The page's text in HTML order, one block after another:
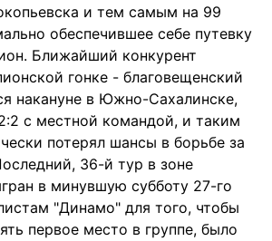
и тем самым на 99
обеспечившее себе путевку
Ближайший конкурент
гонке - благовещенский
накануне в Южно-Сахалинске,
с местной командой, и таким
потерял шансы в борьбе за
36-й тур в зоне
в минувшую субботу 27-го
"Динамо" для того, чтобы
первое место в группе, было